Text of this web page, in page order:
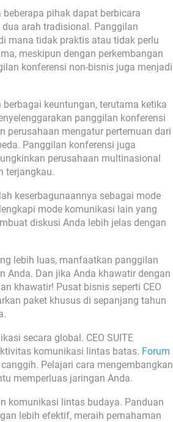
pihak dapat berbicara
arah tradisional. Panggilan
mana tidak praktis atau tidak perlu
meskipun dengan perkembangan
konferensi non-bisnis juga menjadi
keuntungan, terutama ketika
panggilan konferensi
perusahaan mengatur pertemuan dari
Panggilan konferensi juga
perusahaan multinasional
terjangkau.
keserbagunaannya sebagai mode
mode komunikasi lain yang
diskusi Anda lebih jelas dengan
lebih luas, manfaatkan panggilan
Anda. Dan jika Anda khawatir dengan
khawatir! Pusat bisnis seperti CEO
paket khusus di sepanjang tahun
secara global. CEO SUITE
komunikasi lintas batas. Forum
Pelajari cara mengembangkan
memperluas jaringan Anda.
komunikasi lintas budaya. Panduan
lebih efektif, meraih pemahaman